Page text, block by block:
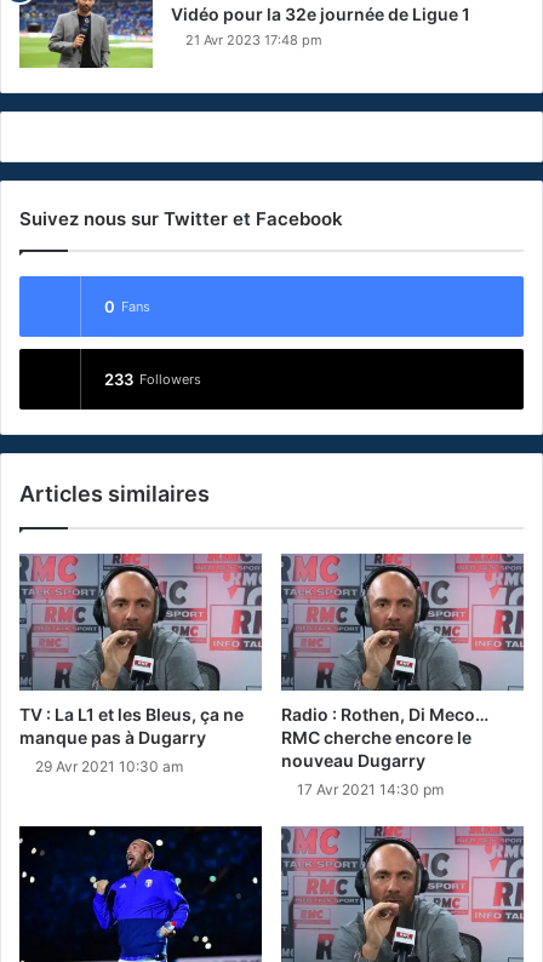
Vidéo pour la 32e journée de Ligue 1
21 Avr 2023 17:48 pm
Suivez nous sur Twitter et Facebook
0 Fans
233 Followers
Articles similaires
TV : La L1 et les Bleus, ça ne
manque pas à Dugarry
29 Avr 2021 10:30 am
Radio : Rothen, Di Meco…
RMC cherche encore le
nouveau Dugarry
17 Avr 2021 14:30 pm